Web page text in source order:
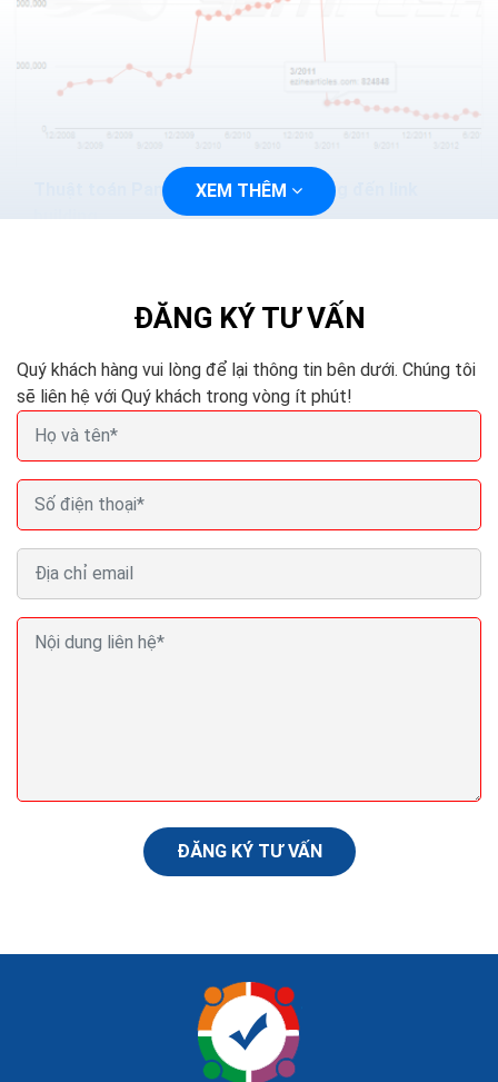
Thuật toán Panda Penguin ảnh hưởng đến link
building
panda và Penguin. Sự sống sót may...
đồn đoán về cập nhật thuật toán...
XEM THÊM
ĐĂNG KÝ TƯ VẤN
Quý khách hàng vui lòng để lại thông tin bên dưới. Chúng tôi
sẽ liên hệ với Quý khách trong vòng ít phút!
ĐĂNG KÝ TƯ VẤN